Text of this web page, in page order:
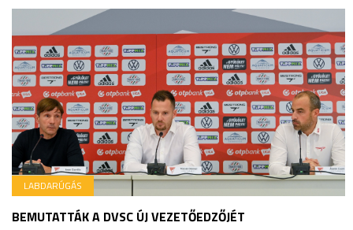
LABDARÚGÁS
BEMUTATTÁK A DVSC ÚJ VEZETŐEDZŐJÉT